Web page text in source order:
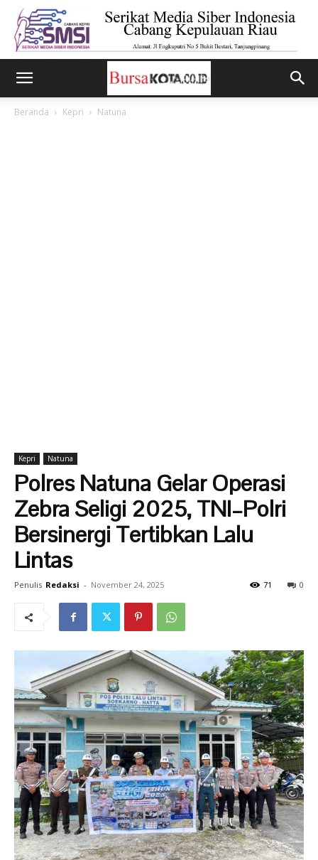
Beranda Kepri Natuna
Kepri Natuna
Polres Natuna Gelar Operasi
Zebra Seligi 2025, TNI–Polri
Bersinergi Tertibkan Lalu
Lintas
Penulis Redaksi - November 24, 2025 0
71